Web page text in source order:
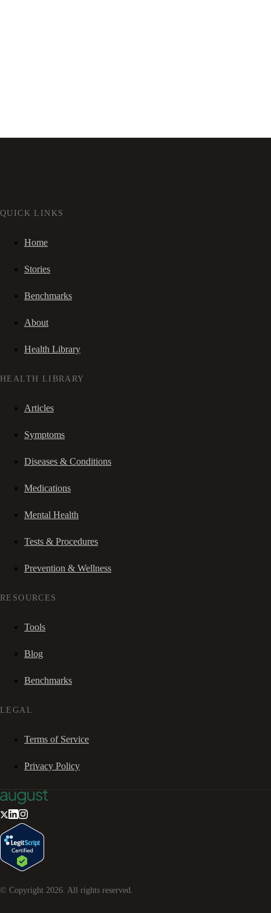
QUICK LINKS
Home
Stories
Benchmarks
About
Health Library
HEALTH LIBRARY
Articles
Symptoms
Diseases & Conditions
Medications
Mental Health
Tests & Procedures
Prevention & Wellness
RESOURCES
Tools
Blog
Benchmarks
LEGAL
Terms of Service
Privacy Policy
© Copyright 2026. All rights reserved.